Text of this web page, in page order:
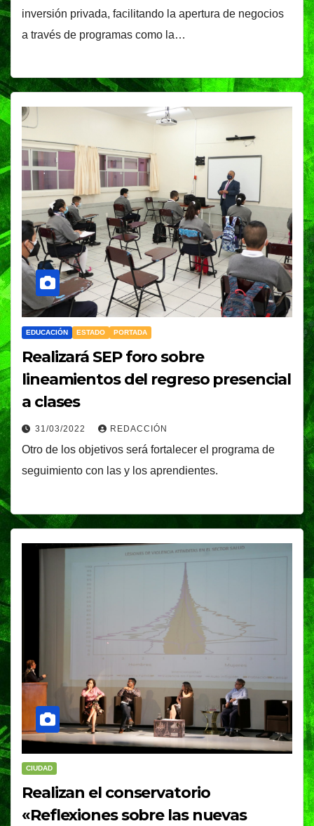
inversión privada, facilitando la apertura de negocios
a través de programas como la…
EDUCACIÓN ESTADO PORTADA
Realizará SEP foro sobre
lineamientos del regreso presencial
a clases
31/03/2022 REDACCIÓN
Otro de los objetivos será fortalecer el programa de
seguimiento con las y los aprendientes.
CIUDAD
Realizan el conservatorio
«Reflexiones sobre las nuevas